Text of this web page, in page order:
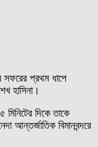
সফরের প্রথম ধাপে
হাসিনা।
দিকে তাকে
আন্তর্জাতিক বিমানবন্দরে